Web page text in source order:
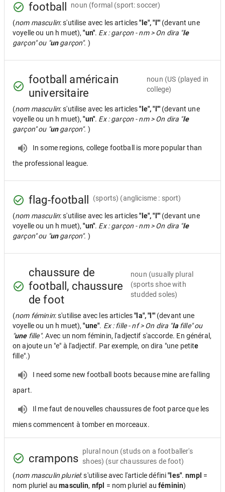
football noun (formal (sport: soccer)
(nom masculin: s'utilise avec les articles"le", "l'" (devant une
voyelle ou un h muet),"un". Ex : garçon - nm > On dira "le
garçon" ou "ungarçon". )
football américain
universitaire
noun (US (played in
college)
(nom masculin: s'utilise avec les articles"le", "l'" (devant une
voyelle ou un h muet),"un". Ex : garçon - nm > On dira "le
garçon" ou "ungarçon". )
In some regions, college football is more popular than
the professional league.
flag-football (sports) (anglicisme : sport)
(nom masculin: s'utilise avec les articles"le", "l'" (devant une
voyelle ou un h muet),"un". Ex : garçon - nm > On dira "le
garçon" ou "ungarçon". )
chaussure de
football, chaussure
de foot
noun (usually plural
(sports shoe with
studded soles)
(nom féminin: s'utilise avec les articles"la", "l'" (devant une
voyelle ou un h muet),"une". Ex : fille - nf > On dira "lafille" ou
"unefille". Avec un nom féminin, l'adjectif s'accorde. En général,
on ajoute un "e" à l'adjectif. Par exemple, on dira "une petite
fille".)
I need some new football boots because mine are falling
apart.
Il me faut de nouvelles chaussures de foot parce que les
miens commencent à tomber en morceaux.
crampons
plural noun (studs on a footballer's
shoes) (sur chaussures de foot)
(nom masculin pluriel: s'utilise avec l'article défini"les".nmpl =
nom pluriel aumasculin, nfpl = nom pluriel auféminin)